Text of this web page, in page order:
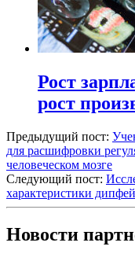
Рост
рост
Предыдущий пост:
для расшифровки
человеческом мозге
Следующий пост:
характеристики
Новости